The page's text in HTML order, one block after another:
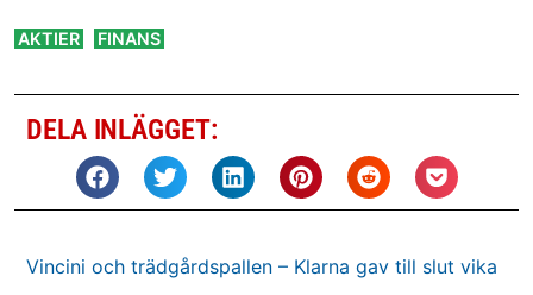
AKTIER FINANS
DELA INLÄGGET:
Vincini och trädgårdspallen – Klarna gav till slut vika